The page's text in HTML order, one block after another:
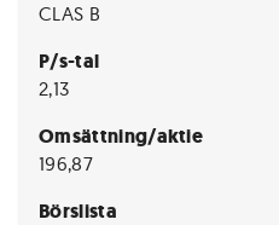
CLAS B
P/s-tal
2,13
Omsättning/aktie
196,87
Börslista